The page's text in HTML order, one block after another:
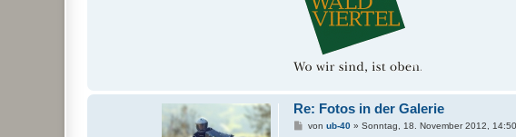
Re: Fotos in der Galerie
Bvon ub-40» Sonntag, 18. November 2012, 14:50